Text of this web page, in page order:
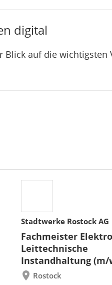
digital
Blick auf die
Stadtwerke Rostock AG
Fachmeister
Leittechnische
Instandhaltung (m/
Rostock